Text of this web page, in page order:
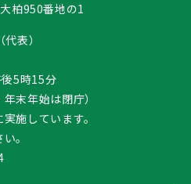
柏950番地の1
表）
5時15分
末年始は閉庁）
施しています。
。